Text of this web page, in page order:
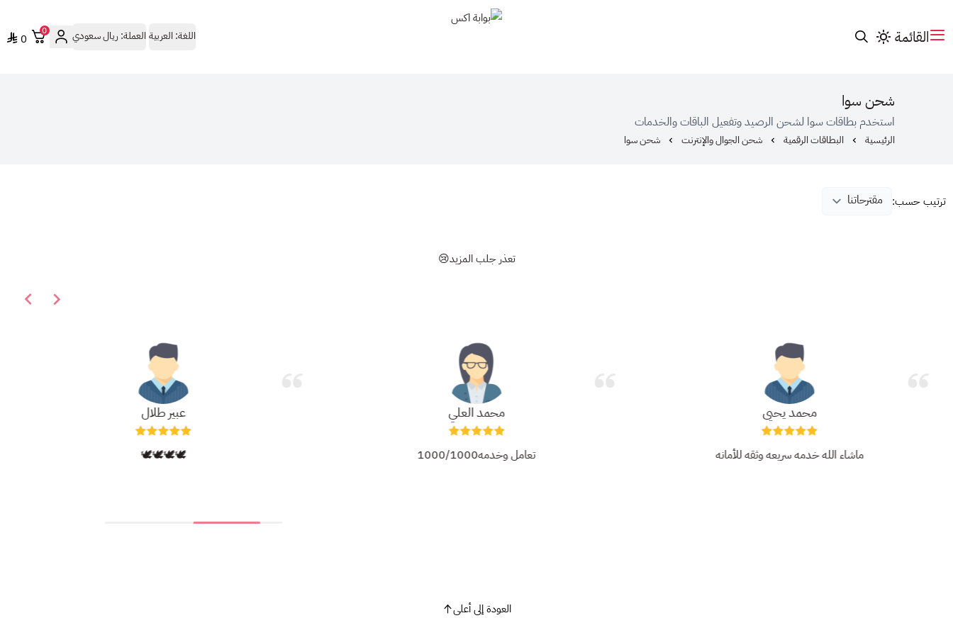
القائمة اللغة: العربية العملة:ريال سعودي 0
0
شحن سوا
استخدم بطاقات سوا لشحن الرصيد وتفعيل الباقات والخدمات
الرئيسية البطاقات الرقمية شحن الجوال والإنترنت شحن سوا
ترتيب حسب:
تعذر جلب المزيد😢
محمد يحيى
ماشاء الله خدمه سريعه وثقه للأمانه
محمد العلي
تعامل وخدمه1000/1000
عبير طلال
🕊️🕊️🕊️🕊️
العودة إلى أعلى